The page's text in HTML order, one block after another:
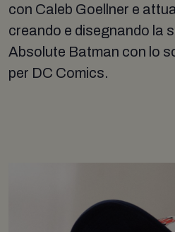
con Caleb Goellner e
creando e disegnando la
Absolute Batman con lo
per DC Comics.